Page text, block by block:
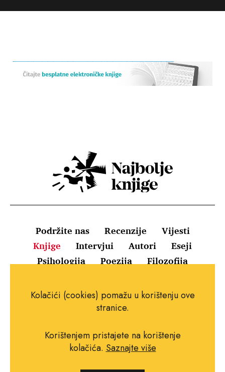
Podržite nas Recenzije
Vijesti
Knjige
Intervjui Autori
Eseji
Psihologija
Poezija Filozofija
Uvjeti korištenja
Pravila o kolačićima
Impressum
Kolačići (cookies) pomažu u korištenju ove
stranice.
Korištenjem pristajete na korištenje
kolačića. Saznajte više